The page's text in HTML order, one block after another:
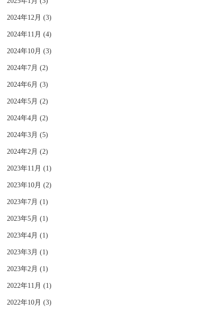
2024年12月 (3)
2024年11月 (4)
2024年10月 (3)
2024年7月 (2)
2024年6月 (3)
2024年5月 (2)
2024年4月 (2)
2024年3月 (5)
2024年2月 (2)
2023年11月 (1)
2023年10月 (2)
2023年7月 (1)
2023年5月 (1)
2023年4月 (1)
2023年3月 (1)
2023年2月 (1)
2022年11月 (1)
2022年10月 (3)